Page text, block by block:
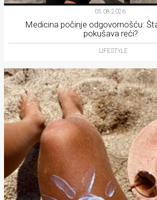
05.08.2026.
Medicina počinje odgovornošću:
pokušava reći?
LIFESTYLE